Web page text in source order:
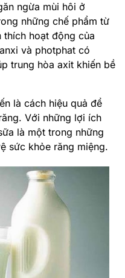
ngừa mùi hôi ở
những chế phẩm từ
hoạt động của
và photphat có
trung hòa axit khiến bề
là cách hiệu quả để
Với những lợi ích
là một trong những
sức khỏe răng miệng.